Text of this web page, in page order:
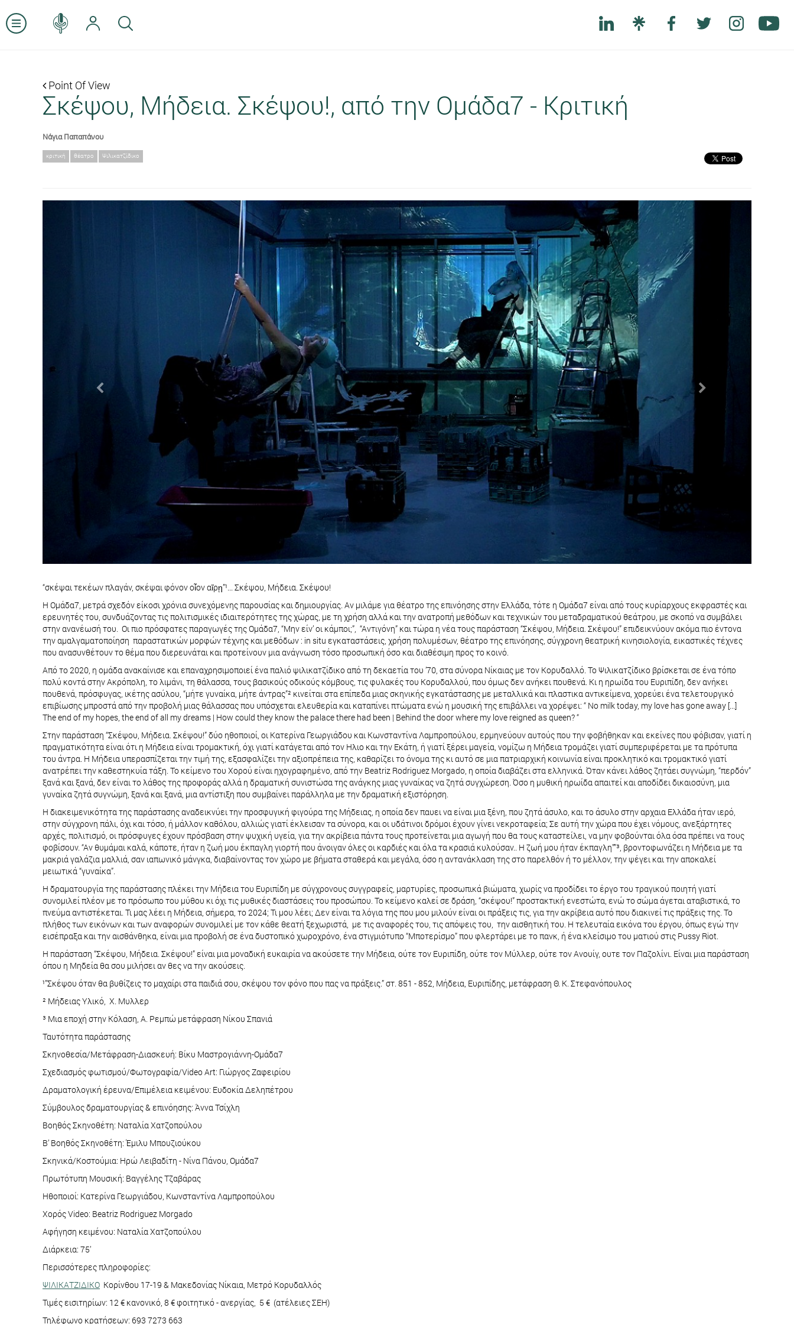
Point Of View
Σκέψου, Μήδεια. Σκέψου!, από την Ομάδα7 - Κριτική
Νάγια Παπαπάνου
κριτική θέατρο Ψιλικατζίδικο
“σκέψαι τεκέων πλαγάν, σκέψαι φόνον οἶον αἴρῃ”¹... Σκέψου, Μήδεια. Σκέψου!
Η Ομάδα7, μετρά σχεδόν είκοσι χρόνια συνεχόμενης παρουσίας και δημιουργίας. Αν μιλάμε για θέατρο της επινόησης στην Ελλάδα, τότε η Ομάδα7 είναι από τους κυρίαρχους εκφραστές και
ερευνητές του, συνδυάζοντας τις πολιτισμικές ιδιαιτερότητες της χώρας, με τη χρήση αλλά και την ανατροπή μεθόδων και τεχνικών του μεταδραματικού θεάτρου, με σκοπό να συμβάλει
στην ανανέωσή του. Οι πιο πρόσφατες παραγωγές της Ομάδα7, “Μην είν’ οι κάμποι;”, “Αντιγόνη” και τώρα η νέα τους παράσταση “Σκέψου, Μήδεια. Σκέψου!” επιδεικνύουν ακόμα πιο έντονα
την αμαλγαματοποίηση παραστατικών μορφών τέχνης και μεθόδων : in situ εγκαταστάσεις, χρήση πολυμέσων, θέατρο της επινόησης, σύγχρονη θεατρική κινησιολογία, εικαστικές τέχνες
που ανασυνθέτουν το θέμα που διερευνάται και προτείνουν μια ανάγνωση τόσο προσωπική όσο και διαθέσιμη προς το κοινό.
Από το 2020, η ομάδα ανακαίνισε και επαναχρησιμοποιεί ένα παλιό ψιλικατζίδικο από τη δεκαετία του ’70, στα σύνορα Νίκαιας με τον Κορυδαλλό. Το Ψιλικατζίδικο βρίσκεται σε ένα τόπο
πολύ κοντά στην Ακρόπολη, το λιμάνι, τη θάλασσα, τους βασικούς οδικούς κόμβους, τις φυλακές του Κορυδαλλού, που όμως δεν ανήκει πουθενά. Κι η ηρωίδα του Ευριπίδη, δεν ανήκει
πουθενά, πρόσφυγας, ικέτης ασύλου, “μήτε γυναίκα, μήτε άντρας”² κινείται στα επίπεδα μιας σκηνικής εγκατάστασης με μεταλλικά και πλαστικα αντικείμενα, χορεύει ένα τελετουργικό
επιβίωσης μπροστά από την προβολή μιας θάλασσας που υπόσχεται ελευθερία και καταπίνει πτώματα ενώ η μουσική της επιβάλλει να χορέψει: “ No milk today, my love has gone away [...]
The end of my hopes, the end of all my dreams | How could they know the palace there had been | Behind the door where my love reigned as queen? “
Στην παράσταση “Σκέψου, Μήδεια. Σκέψου!” δύο ηθοποιοί, οι Κατερίνα Γεωργιάδου και Κωνσταντίνα Λαμπροπούλου, ερμηνεύουν αυτούς που την φοβήθηκαν και εκείνες που φόβισαν, γιατί η
πραγματικότητα είναι ότι η Μήδεια είναι τρομακτική, όχι γιατί κατάγεται από τον Ηλιο και την Εκάτη, ή γιατί ξέρει μαγεία, νομίζω η Μήδεια τρομάζει γιατί συμπεριφέρεται με τα πρότυπα
του άντρα. Η Μήδεια υπερασπίζεται την τιμή της, εξασφαλίζει την αξιοπρέπεια της, καθαρίζει το όνομα της κι αυτό σε μια πατριαρχική κοινωνία είναι προκλητικό και τρομακτικό γιατί
ανατρέπει την καθεστηκυία τάξη. Το κείμενο του Χορού είναι ηχογραφημένο, από την Beatriz Rodriguez Morgado, η οποία διαβάζει στα ελληνικά. Όταν κάνει λάθος ζητάει συγνώμη, “περδόν”
ξανά και ξανά, δεν είναι το λάθος της προφοράς αλλά η δραματική συνιστώσα της ανάγκης μιας γυναίκας να ζητά συγχώρεση. Όσο η μυθική ηρωίδα απαιτεί και αποδίδει δικαιοσύνη, μια
γυναίκα ζητά συγνώμη, ξανά και ξανά, μια αντίστιξη που συμβαίνει παράλληλα με την δραματική εξιστόρηση.
Η διακειμενικότητα της παράστασης αναδεικνύει την προσφυγική φιγούρα της Μήδειας, η οποία δεν παυει να είναι μια ξένη, που ζητά άσυλο, και το άσυλο στην αρχαια Ελλάδα ήταν ιερό,
στην σύγχρονη πάλι, όχι και τόσο, ή μάλλον καθόλου, αλλιώς γιατί έκλεισαν τα σύνορα, και οι υδάτινοι δρόμοι έχουν γίνει νεκροταφεία; Σε αυτή την χώρα που έχει νόμους, ανεξάρτητες
αρχές, πολιτισμό, οι πρόσφυγες έχουν πρόσβαση στην ψυχική υγεία, για την ακρίβεια πάντα τους προτείνεται μια αγωγή που θα τους καταστείλει, να μην φοβούνται όλα όσα πρέπει να τους
φοβίσουν. “Αν θυμάμαι καλά, κάποτε, ήταν η ζωή μου έκπαγλη γιορτή που άνοιγαν όλες οι καρδιές και όλα τα κρασιά κυλούσαν.. Η ζωή μου ήταν έκπαγλη””³, βροντοφωνάζει η Μήδεια με τα
μακριά γαλάζια μαλλιά, σαν ιαπωνικό μάνγκα, διαβαίνοντας τον χώρο με βήματα σταθερά και μεγάλα, όσο η αντανάκλαση της στο παρελθόν ή το μέλλον, την ψέγει και την αποκαλεί
μειωτικά “γυναίκα”.
Η δραματουργία της παράστασης πλέκει την Μήδεια του Ευριπίδη με σύγχρονους συγγραφείς, μαρτυρίες, προσωπικά βιώματα, χωρίς να προδίδει το έργο του τραγικού ποιητή γιατί
συνομιλεί πλέον με το πρόσωπο του μύθου κι όχι τις μυθικές διαστάσεις του προσώπου. Το κείμενο καλεί σε δράση, “σκέψου!” προστακτική ενεστώτα, ενώ το σώμα άγεται αταβιστικά, το
πνεύμα αντιστέκεται. Τι μας λέει η Μήδεια, σήμερα, το 2024; Τι μου λέει; Δεν είναι τα λόγια της που μου μιλούν είναι οι πράξεις τις, για την ακρίβεια αυτό που διακινεί τις πράξεις της. Το
πλήθος των εικόνων και των αναφορών συνομιλεί με τον κάθε θεατή ξεχωριστά, με τις αναφορές του, τις απόψεις του, την αισθητική του. Η τελευταία εικόνα του έργου, όπως εγώ την
εισέπραξα και την αισθάνθηκα, είναι μια προβολή σε ένα δυστοπικό χωροχρόνο, ένα στιγμιότυπο “Μποτερίσμο” που φλερτάρει με το πανκ, ή ένα κλείσιμο του ματιού στις Pussy Riot.
Η παράσταση “Σκέψου, Μήδεια. Σκέψου!” είναι μια μοναδική ευκαιρία να ακούσετε την Μήδεια, ούτε τον Ευριπίδη, ούτε τον Μύλλερ, ούτε τον Ανουίγ, ουτε τον Παζολίνι. Είναι μια παράσταση
όπου η Μηδεία θα σου μιλήσει αν θες να την ακούσεις.
¹”Σκέψου όταν θα βυθίζεις το μαχαίρι στα παιδιά σου, σκέψου τον φόνο που πας να πράξεις.” στ. 851 - 852, Μήδεια, Ευριπίδης, μετάφραση Θ. Κ. Στεφανόπουλος
² Μήδειας Υλικό, Χ. Μυλλερ
³ Μια εποχή στην Κόλαση, Α. Ρεμπώ μετάφραση Νίκου Σπανιά
Ταυτότητα παράστασης
Σκηνοθεσία/Μετάφραση-Διασκευή: Βίκυ Μαστρογιάννη-Ομάδα7
Σχεδιασμός φωτισμού/Φωτογραφία/Video Art: Γιώργος Ζαφειρίου
Δραματoλογική έρευνα/Επιμέλεια κειμένου: Ευδοκία Δεληπέτρου
Σύμβουλος δραματουργίας & επινόησης: Άννα Τσίχλη
Βοηθός Σκηνοθέτη: Ναταλία Χατζοπούλου
Β’ Βοηθός Σκηνοθέτη: Έμιλυ Μπουζιούκου
Σκηνικά/Κοστούμια: Ηρώ Λειβαδίτη - Νίνα Πάνου, Ομάδα7
Πρωτότυπη Μουσική: Βαγγέλης Τζαβάρας
Ηθοποιοί: Κατερίνα Γεωργιάδου, Κωνσταντίνα Λαμπροπούλου
Χορός Video: Beatriz Rodriguez Morgado
Αφήγηση κειμένου: Ναταλία Χατζοπούλου
Διάρκεια: 75’
Περισσότερες πληροφορίες:
ΨΙΛΙΚΑΤΖΙΔΙΚΟ Κορίνθου 17-19 & Μακεδονίας Νίκαια, Μετρό Κορυδαλλός
Τιμές εισιτηρίων: 12 € κανονικό, 8 € φοιτητικό - ανεργίας, 5 € (ατέλειες ΣΕΗ)
Τηλέφωνο κρατήσεων: 693 7273 663